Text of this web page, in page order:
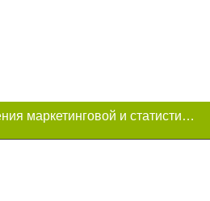
Этот сайт использует «cookies». Также сайт использует интернет-сервис для сбора технических данных касательно посетителей с целью получения маркетинговой и статистической информации. Условия обработки данных посетителей сайта см.